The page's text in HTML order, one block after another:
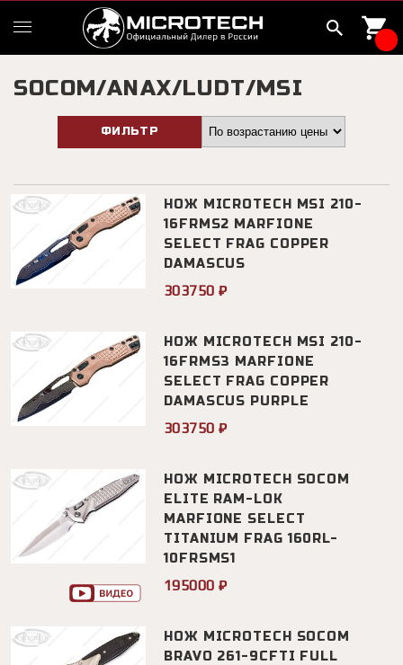
SOCOM/ANAX/LUDT/MSI
ФИЛЬТР
НОЖ MICROTECH MSI 210-
16FRMS2 MARFIONE
SELECT FRAG COPPER
DAMASCUS
303750 ₽
НОЖ MICROTECH MSI 210-
16FRMS3 MARFIONE
SELECT FRAG COPPER
DAMASCUS PURPLE
303750 ₽
НОЖ MICROTECH SOCOM
ELITE RAM-LOK
MARFIONE SELECT
TITANIUM FRAG 160RL-
10FRSMS1
195000 ₽
НОЖ MICROTECH SOCOM
BRAVO 261-9CFTI FULL